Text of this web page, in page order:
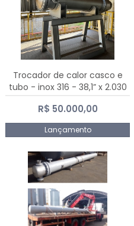
Trocador de calor casco e
tubo - inox 316 - 38,1” x 2.030
mm
R$ 50.000,00
Lançamento